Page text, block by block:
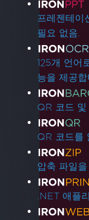
프레젠테
필요 없음.
125개 언어
능을 제공합
QR 코드 및
QR 코드를
압축 파일
.NET 애플